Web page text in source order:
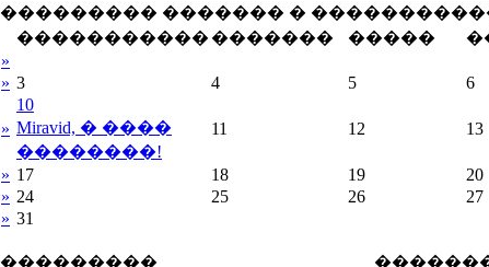
��������� ������� �
����������� ������� �����
»
» 3 4 5 6
»
10
Miravid, � ����
��������!
11 12 13
» 17 18 19 20
» 24 25 26 27
» 31
���������